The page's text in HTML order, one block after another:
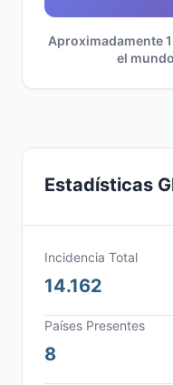
Aproximadamente
el
Estadísticas
Incidencia Total
14.162
Países Presentes
8